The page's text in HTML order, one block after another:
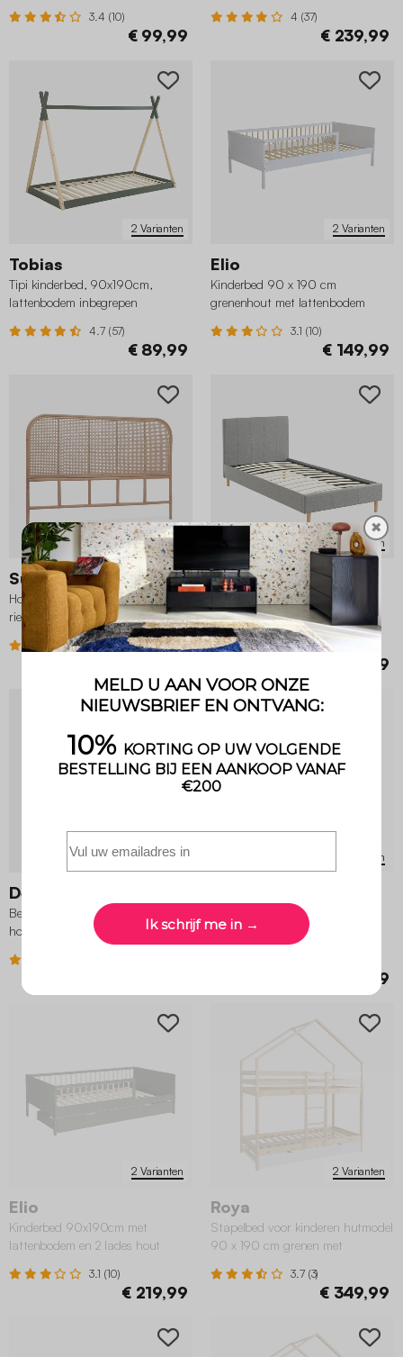
3.4 (10)
€ 99,99
4 (37)
€ 239,99
2 Varianten
Tobias
Tipi kinderbed, 90x190cm,
lattenbodem inbegrepen
4.7 (57)
€ 89,99
2 Varianten
Elio
Kinderbed 90 x 190 cm
grenenhout met lattenbodem
3.1 (10)
€ 149,99
3 Varianten
Sumatra
Hoofdbord van natuurlijk rotan en
riet
4.7 (66)
2 Varianten
Marlon
Bed met lattenbodem en
hoofdeinde, stoffen afwerking
4 (24)
€ 179,99
Devon
Bed met lattenbodem en
hoofdbord van 90 x 190 cm in
corduroy (fijne ribbels)
2 Varianten
Kinderbedlade van dennenhout
€ 79,99
2 Varianten
Elio
Kinderbed 90x190cm met
lattenbodem en 2 lades hout
3.1 (10)
€ 219,99
2 Varianten
Roya
Stapelbed voor kinderen hutmodel
90 x 190 cm grenen met
3.7 (3)
€ 349,99
✖